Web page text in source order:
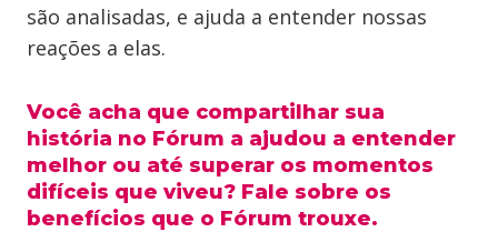
são analisadas, e ajuda a entender nossas
reações a elas.
Você acha que compartilhar sua
história no Fórum a ajudou a entender
melhor ou até superar os momentos
difíceis que viveu? Fale sobre os
benefícios que o Fórum trouxe.